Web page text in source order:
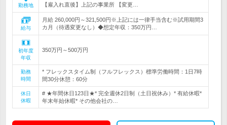
勤務地 【雇入れ直後】上記の事業所 【変更…
給与
月給 260,000円～321,500円※上記には一律手当含む※試用期間3
カ月（待遇変更なし）◆想定年収：350万円…
初年度
年収
350万円～500万円
勤務
時間
* フレックスタイム制（フルフレックス）標準労働時間：1日7時
間30分休憩：60分
休日
休暇
# ★年間休日123日★* 完全週休2日制（土日祝休み）* 有給休暇*
年末年始休暇* その他会社の…